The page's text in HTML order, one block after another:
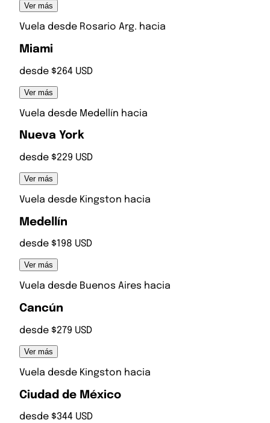
Ver más
Vuela desde Rosario Arg. hacia
Miami
desde $264 USD
Ver más
Vuela desde Medellín hacia
Nueva York
desde $229 USD
Ver más
Vuela desde Kingston hacia
Medellín
desde $198 USD
Ver más
Vuela desde Buenos Aires hacia
Cancún
desde $279 USD
Ver más
Vuela desde Kingston hacia
Ciudad de México
desde $344 USD